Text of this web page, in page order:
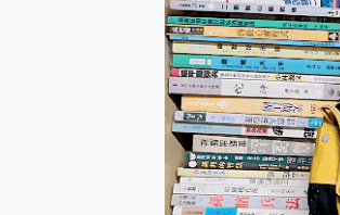
一鍵修
小朋友
式生活
外型超
開箱~
iPhone
DJI
小巧好
會走動